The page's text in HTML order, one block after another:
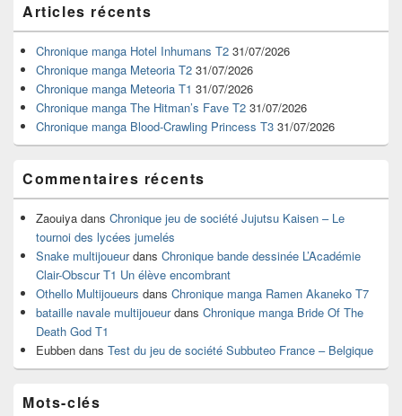
principale
de
widget
pour
barre
latérale
Articles récents
Chronique manga Hotel Inhumans T2 31/07/2026
Chronique manga Meteoria T2 31/07/2026
Chronique manga Meteoria T1 31/07/2026
Chronique manga The Hitman’s Fave T2 31/07/2026
Chronique manga Blood-Crawling Princess T3 31/07/2026
Commentaires récents
Zaouiya dans Chronique jeu de société Jujutsu Kaisen – Le
tournoi des lycées jumelés
Snake multijoueurdans Chronique bande dessinée L’Académie
Clair-Obscur T1 Un élève encombrant
Othello Multijoueurs dans Chronique manga Ramen Akaneko T7
bataille navale multijoueurdans Chronique manga Bride Of The
Death God T1
Eubben dans Test du jeu de société Subbuteo France – Belgique
Mots-clés